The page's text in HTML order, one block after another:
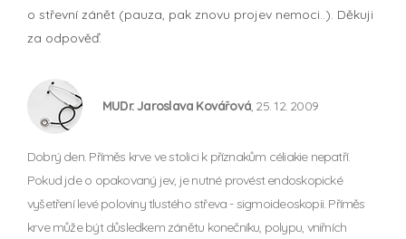
o střevní zánět (pauza, pak znovu projev nemoci..). Děkuji
za odpověď.
MUDr. Jaroslava Kovářová, 25. 12. 2009
Dobrý den. Příměs krve ve stolici k příznakům céliakie nepatří.
Pokud jde o opakovaný jev, je nutné provést endoskopické
vyšetření levé poloviny tlustého střeva - sigmoideoskopii. Příměs
krve může být důsledkem zánětu konečníku, polypu, vniřních